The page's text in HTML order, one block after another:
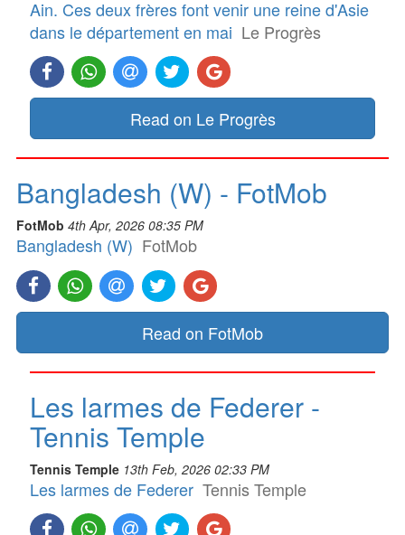
Ain. Ces deux frères font venir une reine d'Asie
dans le département en mai Le Progrès
Read on Le Progrès
Bangladesh (W) - FotMob
FotMob 4th Apr, 2026 08:35 PM
Bangladesh (W) FotMob
Read on FotMob
Les larmes de Federer -
Tennis Temple
Tennis Temple 13th Feb, 2026 02:33 PM
Les larmes de Federer Tennis Temple